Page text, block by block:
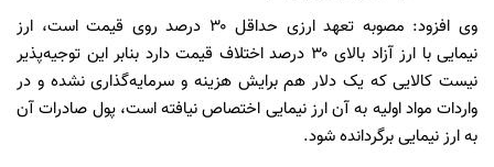
وی افزود: مصوبه تعهد ارزی حداقل ۳۰ درصد روی قیمت است، ارز
نیمایی با ارز آزاد بالای ۳۰ درصد اختلاف قیمت دارد بنابر این توجیه‌پذیر
نیست کالایی که یک دلار هم برایش هزینه و سرمایه‌گذاری نشده و در
واردات مواد اولیه به آن ارز نیمایی اختصاص نیافته است، پول صادرات آن
به ارز نیمایی برگردانده شود.